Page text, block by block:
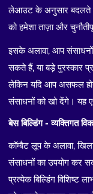
लेआउट के अनुसार बदलते
को हमेशा ताज़ा और
इसके अलावा, आप
सकते हैं, या बड़े पुरस्कार
लेकिन यदि आप असफल
संसाधनों को खो देंगे। यह
बेस बिल्डिंग - व्यक्तिगत
कॉम्बैट लूप के अलावा,
संसाधनों का उपयोग कर
प्रत्येक बिल्डिंग विशिष्ट